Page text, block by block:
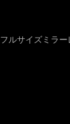
ルサイズミラー